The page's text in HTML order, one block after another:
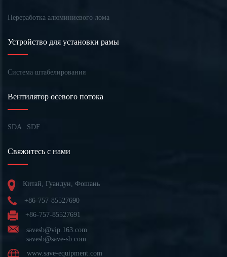
Переработка алюминиевого лома
Устройство для установки рамы
Система штабелирования
Вентилятор осевого потока
SDA SDF
Свяжитесь с нами
Китай, Гуандун, Фошань
+86-757-85527690
+86-757-85527691
savesb@vip.163.com
savesb@save-sb.com
www.save-equipment.com